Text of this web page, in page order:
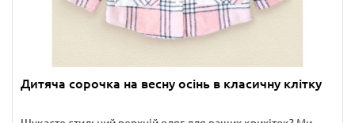
Дитяча сорочка на весну осінь в класичну клітку